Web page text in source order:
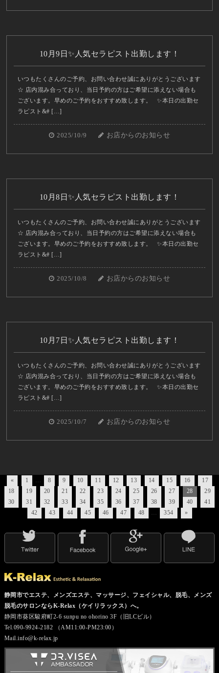
10月9日✨人気セラピスト出勤します！
いつもたくさんのご予約、お問い合わせ誠にありがとうございます
☆ 店内混み合っており、当日予約の方はご希望に添えない場合も
ございます。早めのご予約をおすすめ致します。 ✨本日の出勤セ
ラピスト&# […]
2025/10/9 お店からのお知らせ
10月8日✨人気セラピスト出勤します！
いつもたくさんのご予約、お問い合わせ誠にありがとうございます
☆ 店内混み合っており、当日予約の方はご希望に添えない場合も
ございます。早めのご予約をおすすめ致します。 ✨本日の出勤セ
ラピスト&# […]
2025/10/8 お店からのお知らせ
10月7日✨人気セラピスト出勤します！
いつもたくさんのご予約、お問い合わせ誠にありがとうございます
☆ 店内混み合っており、当日予約の方はご希望に添えない場合も
ございます。早めのご予約をおすすめ致します。 ✨本日の出勤セ
ラピスト&# […]
2025/10/7 お店からのお知らせ
« 1 … 8 9 10 11 12 13 14 15 16
17
18
19 20 21 22 23 24 25 26 27 28
29
30
31 32 33 34 35 36 37 38 39 40
41
42
43 44 45 46 47 48 … 354 »
静岡市でエステ、メンズエステ、マッサージ、フェイシャル、脱毛、メンズ
脱毛のサロンならK-Relax（ケイリラックス）へ。
静岡市葵区駿府町2-6 sunpu no ohorino 3F（旧LCビル）
Tel.090-9924-2182 （AM11:00-PM23:00）
Mail.info@k-relax.jp